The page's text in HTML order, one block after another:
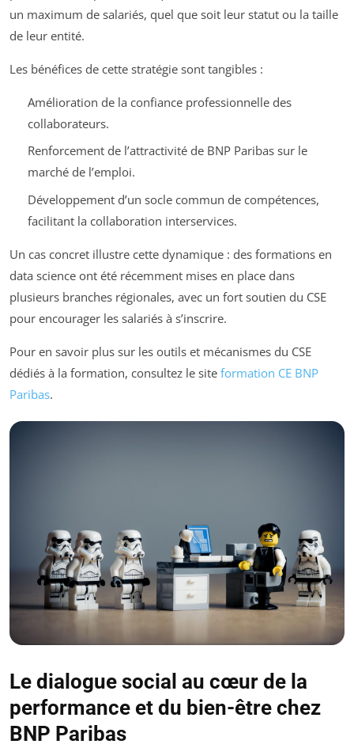
un maximum de salariés, quel que soit leur statut ou la taille
de leur entité.
Les bénéfices de cette stratégie sont tangibles :
Amélioration de la confiance professionnelle des
collaborateurs.
Renforcement de l’attractivité de BNP Paribas sur le
marché de l’emploi.
Développement d’un socle commun de compétences,
facilitant la collaboration interservices.
Un cas concret illustre cette dynamique : des formations en
data science ont été récemment mises en place dans
plusieurs branches régionales, avec un fort soutien du CSE
pour encourager les salariés à s’inscrire.
Pour en savoir plus sur les outils et mécanismes du CSE
dédiés à la formation, consultez le site formation CE BNP
Paribas.
Le dialogue social au cœur de la
performance et du bien-être chez
BNP Paribas